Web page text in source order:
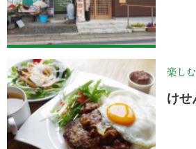
楽しむ